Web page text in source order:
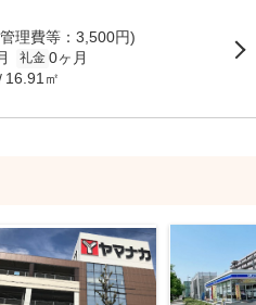
理費等：3,500円)
礼金 0ヶ月
16.91㎡